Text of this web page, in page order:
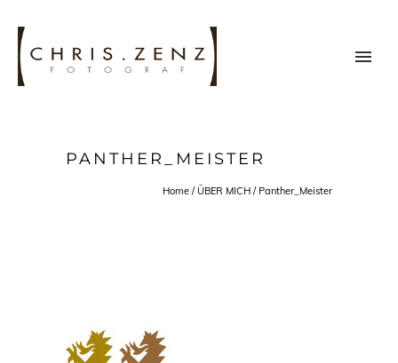
PANTHER_MEISTER
Home /ÜBER MICH / Panther_Meister